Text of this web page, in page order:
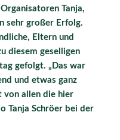
Tanja,
sehr großer Erfolg.
Eltern und
diesem geselligen
gefolgt. „Das war
und etwas ganz
von allen die hier
Tanja Schröer bei der